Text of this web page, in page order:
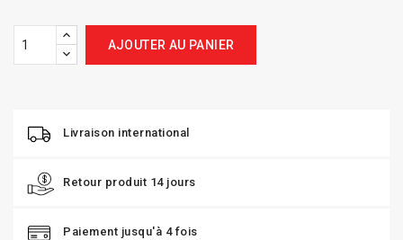
AJOUTER AU PANIER
Livraison international
Retour produit 14 jours
Paiement jusqu'à 4 fois